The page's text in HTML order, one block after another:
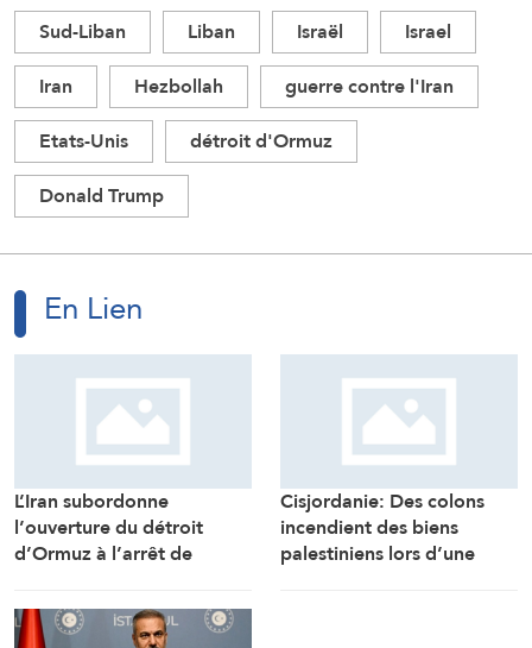
Sud-Liban Liban Israël
Israel
Iran
Hezbollah
guerre contre l'Iran
Etats-Unis
détroit d'Ormuz
Donald Trump
En Lien
L’Iran subordonne
l’ouverture du détroit
d’Ormuz à l’arrêt de
le Yémen et l’Irak
Cisjordanie: Des colons
incendient des biens
palestiniens lors d’une